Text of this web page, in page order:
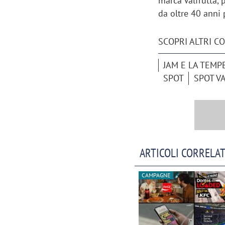
da oltre 40 anni
SCOPRI ALTRI
JAM E LA
SPOT
SPOT
ARTICOLI
CAMPAGNE
comunicazione crea un brand food:
«Marketing e prodotto devono
«La